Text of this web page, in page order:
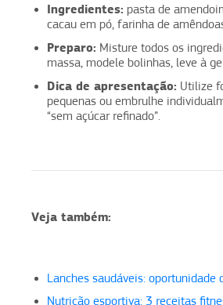
Ingredientes: pasta de
cacau em pó, farinha de
Preparo: Misture todos os
massa, modele bolinhas, leve à
Dica de apresentação: Utilize
pequenas ou embrulhe
“sem açúcar refinado”.
Veja também:
Lanches saudáveis: oportunidade
Nutrição esportiva: 3 receitas